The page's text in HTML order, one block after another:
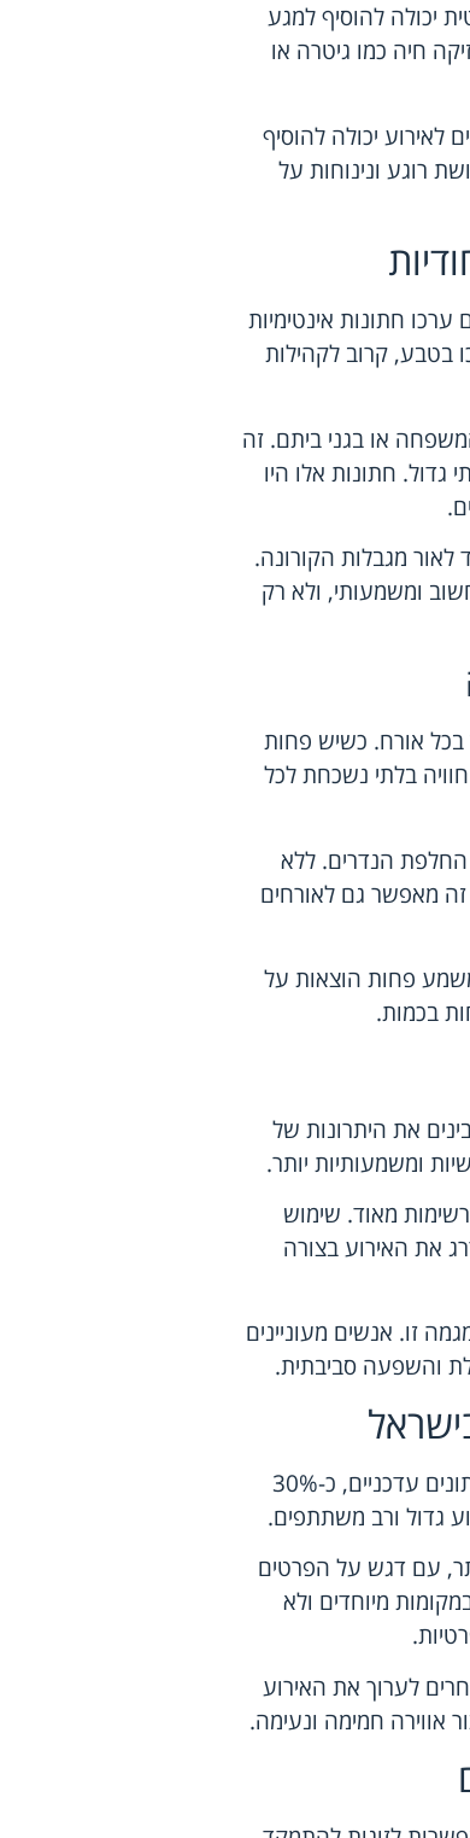
יכולה להוסיף למגע
חיה כמו גיטרה או
יכולה להוסיף
רוגע ונינוחות על
חתונות אינטימיות
בטבע, קרוב לקהילות
או בגני ביתם. זה
גדול. חתונות אלו היו
לאור מגבלות הקורונה.
ומשמעותי, ולא רק
בכל אורח. כשיש פחות
בלתי נשכחת לכל
הנדרים. ללא
מאפשר גם לאורחים
פחות הוצאות על
בכמות.
את היתרונות של
ומשמעותיות יותר.
מאוד. שימוש
את האירוע בצורה
זו. אנשים מעוניינים
והשפעה סביבתית.
בשנים האחרונות, חתונות קטנות הפכו לפופולריות בישראל. לפי נתונים עדכניים, כ-30%
גדול ורב משתתפים.
עם דגש על הפרטים
מיוחדים ולא
הקטנות, כ-60% מהזוגות בוחרים לערוך את האירוע
אווירה חמימה ונעימה.